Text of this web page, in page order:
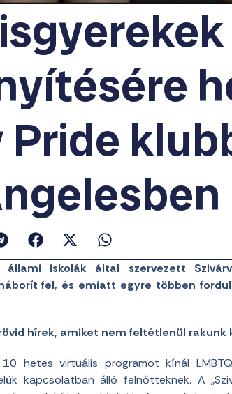
iskolák által szervezett
fel, és emiatt egyre többen
hírek, amiket nem feltétlenül rakunk
hetes virtuális programot kínál
kapcsolatban álló felnőtteknek. A